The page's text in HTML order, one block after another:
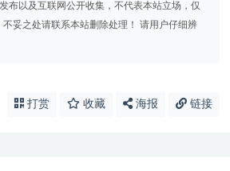
布以及互联网公开收集，不代表本站立场，仅
妥之处请联系本站删除处理！ 请用户仔细辨
打赏 收藏 海报 链接